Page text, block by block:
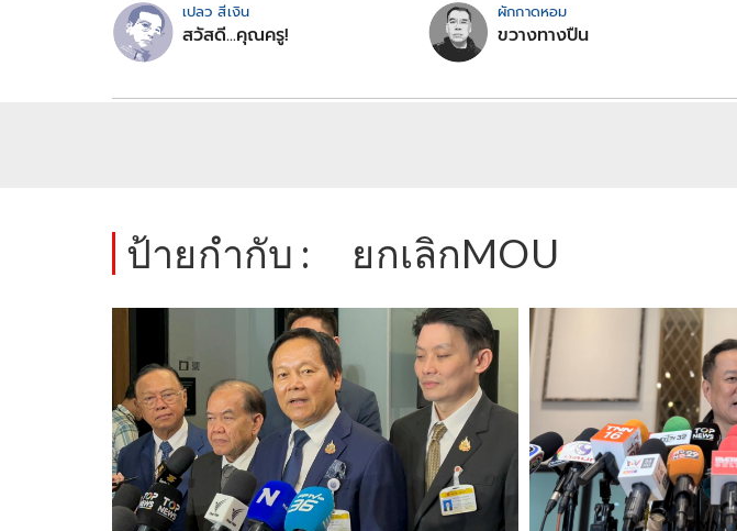
เปลว สีเงิน
สวัสดี...คุณครู!
ผักกาดหอม
ขวางทางปืน
ป้ายกำกับ : ยกเลิกMOU